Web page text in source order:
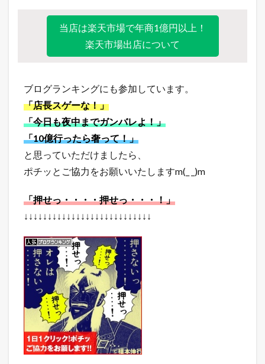
当店は楽天市場で年商1億円以上！
楽天市場出店について
ブログランキングにも参加しています。
「店長スゲーな！」
「今日も夜中までガンバレよ！」
「10億行ったら奢って！」
と思っていただけましたら、
ポチッとご協力をお願いいたしますm(_ _)m
「押せっ・・・・押せっ・・・！」
↓↓↓↓↓↓↓↓↓↓↓↓↓↓↓↓↓↓↓↓↓↓↓↓↓↓↓